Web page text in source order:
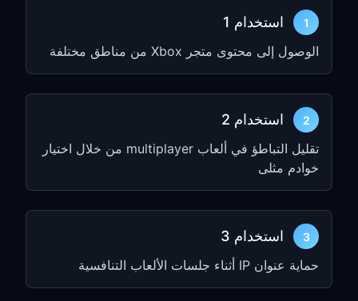
الخطوة 2: تكوين إعدادات شبكة
Xbox
اضغط علىزر Xbox
انتقل إلى
Profile & system→
Settings
Network
اختر
Network settings→Advanced
settings
اختر
→ Manual
اضبطPrimary DNSوSecondary DNS
1 استخدام 1
الوصول إلى محتوى متجر Xbox من مناطق مختلفة
2 استخدام 2
تقليل التباطؤ في ألعاب multiplayer من خلال اختيار
خوادم مثلى
3 استخدام 3
حماية عنوان IP أثناء جلسات الألعاب التنافسية